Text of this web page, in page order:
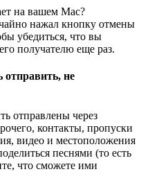
на вашем Mac?
нажал кнопку отмены
убедиться, что вы
получателю еще раз.
не
отправлены через
контакты, пропуски
видео и местоположения
песнями (то есть
что сможете ими